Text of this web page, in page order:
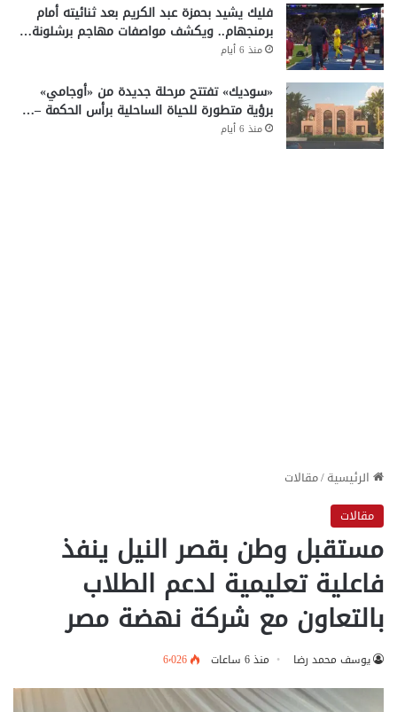
فليك يشيد بحمزة عبد الكريم بعد ثنائيته أمام
برمنجهام.. ويكشف مواصفات مهاجم برشلونة…
منذ 6 أيام
«سوديك» تفتتح مرحلة جديدة من «أوجامي»
برؤية متطورة للحياة الساحلية برأس الحكمة –…
منذ 6 أيام